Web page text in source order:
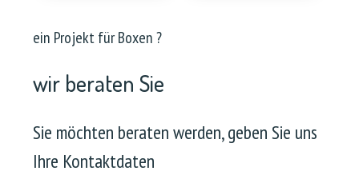
ein Projekt für Boxen ?
wir beraten Sie
Sie möchten beraten werden, geben Sie uns
Ihre Kontaktdaten